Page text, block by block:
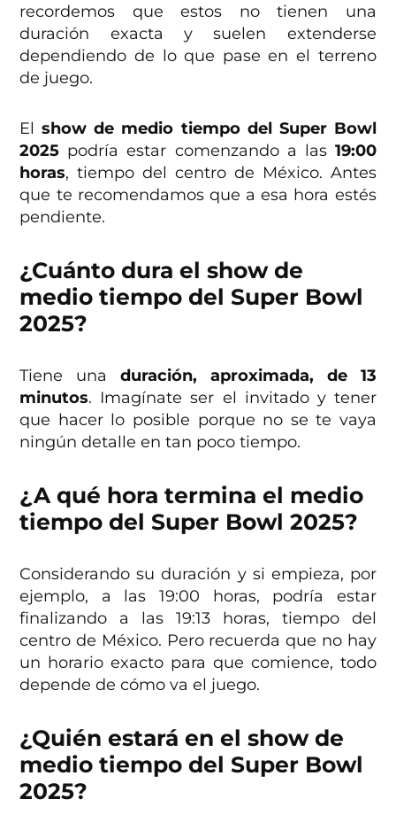
recordemos que estos no tienen una
duración exacta y suelen extenderse
dependiendo de lo que pase en el terreno
de juego.
Elshow de medio tiempo del Super Bowl
2025 podría estar comenzando a las 19:00
horas, tiempo del centro de México. Antes
que te recomendamos que a esa hora estés
pendiente.
¿Cuánto dura el show de
medio tiempo del Super Bowl
2025?
Tiene unaduración, aproximada, de 13
minutos. Imagínate ser el invitado y tener
que hacer lo posible porque no se te vaya
ningún detalle en tan poco tiempo.
¿A qué hora termina el medio
tiempo del Super Bowl 2025?
Considerando su duración y si empieza, por
ejemplo, a las 19:00 horas, podría estar
finalizando a las 19:13 horas, tiempo del
centro de México. Pero recuerda que no hay
un horario exacto para que comience, todo
depende de cómo va el juego.
¿Quién estará en el show de
medio tiempo del Super Bowl
2025?